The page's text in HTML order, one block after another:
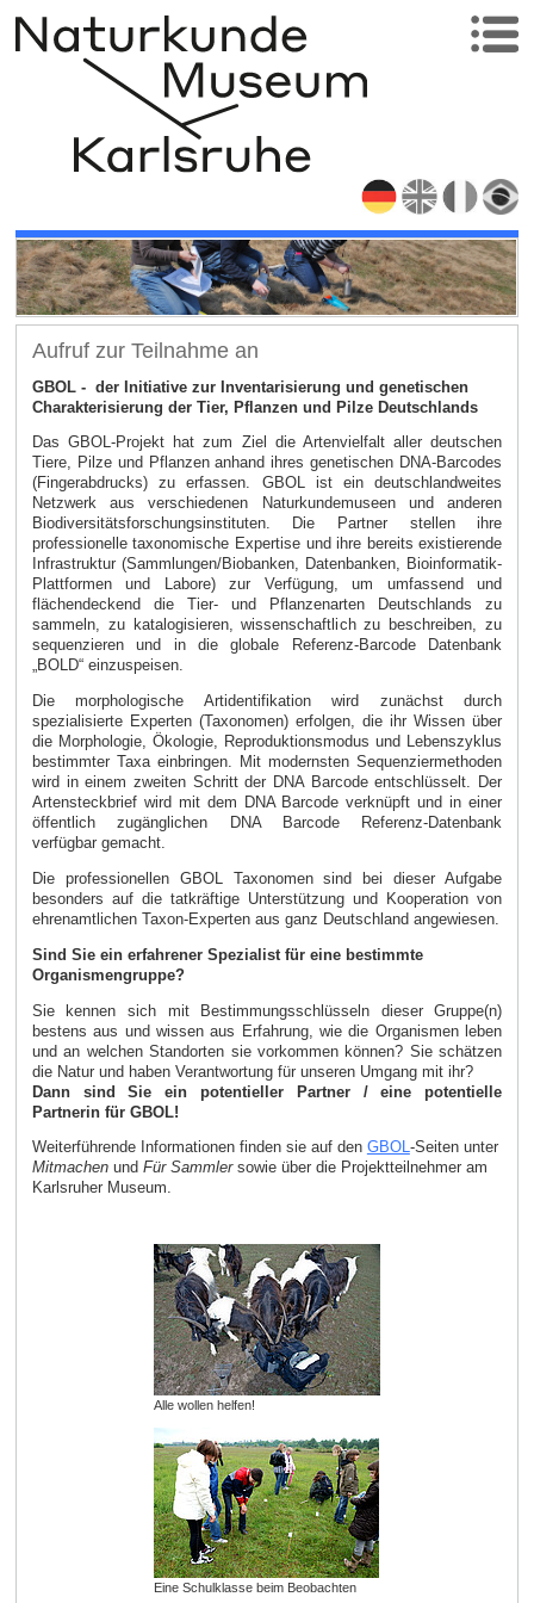
Aufruf zur Teilnahme an
GBOL - der Initiative zur Inventarisierung und genetischen
Charakterisierung der Tier, Pflanzen und Pilze Deutschlands
Das GBOL-Projekt hat zum Ziel die Artenvielfalt aller deutschen
Tiere, Pilze und Pflanzen anhand ihres genetischen DNA-Barcodes
(Fingerabdrucks) zu erfassen. GBOL ist ein deutschlandweites
Netzwerk aus verschiedenen Naturkundemuseen und anderen
Biodiversitätsforschungsinstituten. Die Partner stellen ihre
professionelle taxonomische Expertise und ihre bereits existierende
Infrastruktur (Sammlungen/Biobanken, Datenbanken, Bioinformatik-
Plattformen und Labore) zur Verfügung, um umfassend und
flächendeckend die Tier- und Pflanzenarten Deutschlands zu
sammeln, zu katalogisieren, wissenschaftlich zu beschreiben, zu
sequenzieren und in die globale Referenz-Barcode Datenbank
„BOLD“ einzuspeisen.
Die morphologische Artidentifikation wird zunächst durch
spezialisierte Experten (Taxonomen) erfolgen, die ihr Wissen über
die Morphologie, Ökologie, Reproduktionsmodus und Lebenszyklus
bestimmter Taxa einbringen. Mit modernsten Sequenziermethoden
wird in einem zweiten Schritt der DNA Barcode entschlüsselt. Der
Artensteckbrief wird mit dem DNA Barcode verknüpft und in einer
öffentlich zugänglichen DNA Barcode Referenz-Datenbank
verfügbar gemacht.
Die professionellen GBOL Taxonomen sind bei dieser Aufgabe
besonders auf die tatkräftige Unterstützung und Kooperation von
ehrenamtlichen Taxon-Experten aus ganz Deutschland angewiesen.
Sind Sie ein erfahrener Spezialist für eine bestimmte
Organismengruppe?
Sie kennen sich mit Bestimmungsschlüsseln dieser Gruppe(n)
bestens aus und wissen aus Erfahrung, wie die Organismen leben
und an welchen Standorten sie vorkommen können? Sie schätzen
die Natur und haben Verantwortung für unseren Umgang mit ihr?
Dann sind Sie ein potentieller Partner / eine potentielle
Partnerin für GBOL!
Weiterführende Informationen finden sie auf den GBOL-Seiten unter
Mitmachenund Für Sammlersowie über die Projektteilnehmer am
Karlsruher Museum.
Alle wollen helfen!
Eine Schulklasse beim Beobachten